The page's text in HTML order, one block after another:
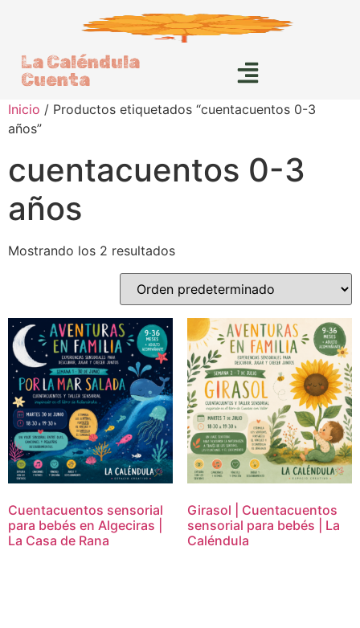
La Caléndula
Cuenta
Inicio / Productos etiquetados “cuentacuentos 0-3
años”
cuentacuentos 0-3
años
Mostrando los 2 resultados
Cuentacuentos sensorial
para bebés en Algeciras |
La Casa de Rana
Girasol | Cuentacuentos
sensorial para bebés | La
Caléndula